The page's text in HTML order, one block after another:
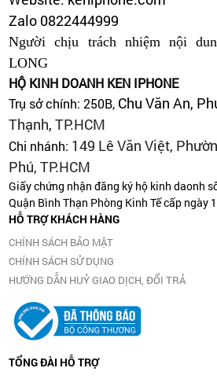
Zalo 0822444999
Người chịu trách nhiệm nội
LONG
HỘ KINH DOANH KEN IPHONE
Trụ sở chính: 250B, Chu Văn An,
Thạnh, TP.HCM
Chi nhánh: 149 Lê Văn Việt,
Phú, TP.HCM
Giấy chứng nhận đăng ký hộ kinh daonh
Quận Bình Thạn Phòng Kinh Tế cấp ngày
HỖ TRỢ KHÁCH HÀNG
CHÍNH SÁCH BẢO MẬT
CHÍNH SÁCH SỬ DỤNG
HƯỚNG DẪN HUỶ GIAO DỊCH, ĐỔI TRẢ
TỔNG ĐÀI HỖ TRỢ